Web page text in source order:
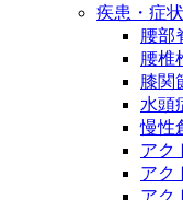
疾患・症状
腰部
腰椎
膝関
水頭
慢性
アク
アク
アク